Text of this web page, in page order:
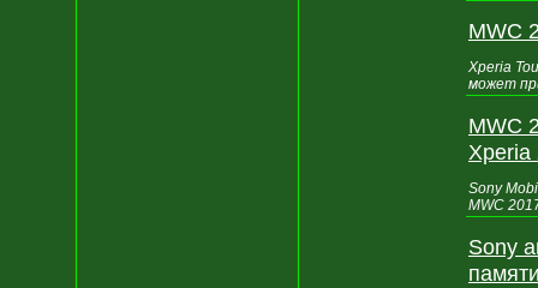
MWC
Xperia
может
MWC
Xperia
Sony
MWC
Sony